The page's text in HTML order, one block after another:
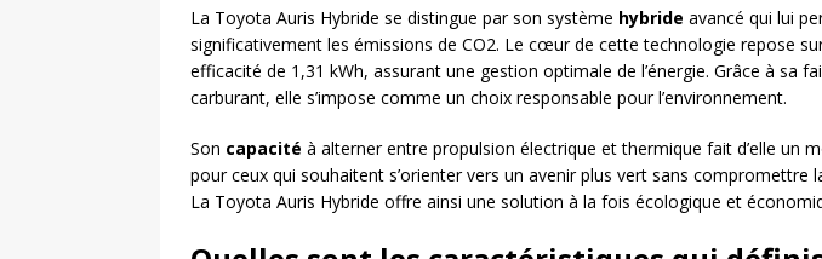
La Toyota Auris Hybride se distingue par son système hybride avancé qui lui
significativement les émissions de CO2. Le cœur de cette technologie repose
efficacité de 1,31 kWh, assurant une gestion optimale de l’énergie. Grâce à sa
carburant, elle s’impose comme un choix responsable pour l’environnement.
Son capacité à alterner entre propulsion électrique et thermique fait d’elle un
pour ceux qui souhaitent s’orienter vers un avenir plus vert sans compromettre
La Toyota Auris Hybride offre ainsi une solution à la fois écologique et